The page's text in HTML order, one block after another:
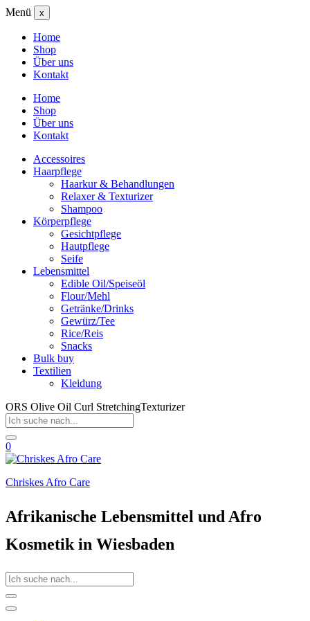
Menü x
Home
Shop
Über uns
Kontakt
Home
Shop
Über uns
Kontakt
Accessoires
Haarpflege
Haarkur & Behandlungen
Relaxer & Texturizer
Shampoo
Körperpflege
Gesichtpflege
Hautpflege
Seife
Lebensmittel
Edible Oil/Speiseöl
Flour/Mehl
Getränke/Drinks
Gewürz/Tee
Rice/Reis
Snacks
Bulk buy
Textilien
Kleidung
ORS Olive Oil Curl StretchingTexturizer
0
Chriskes Afro Care
Afrikanische Lebensmittel und Afro
Kosmetik in Wiesbaden